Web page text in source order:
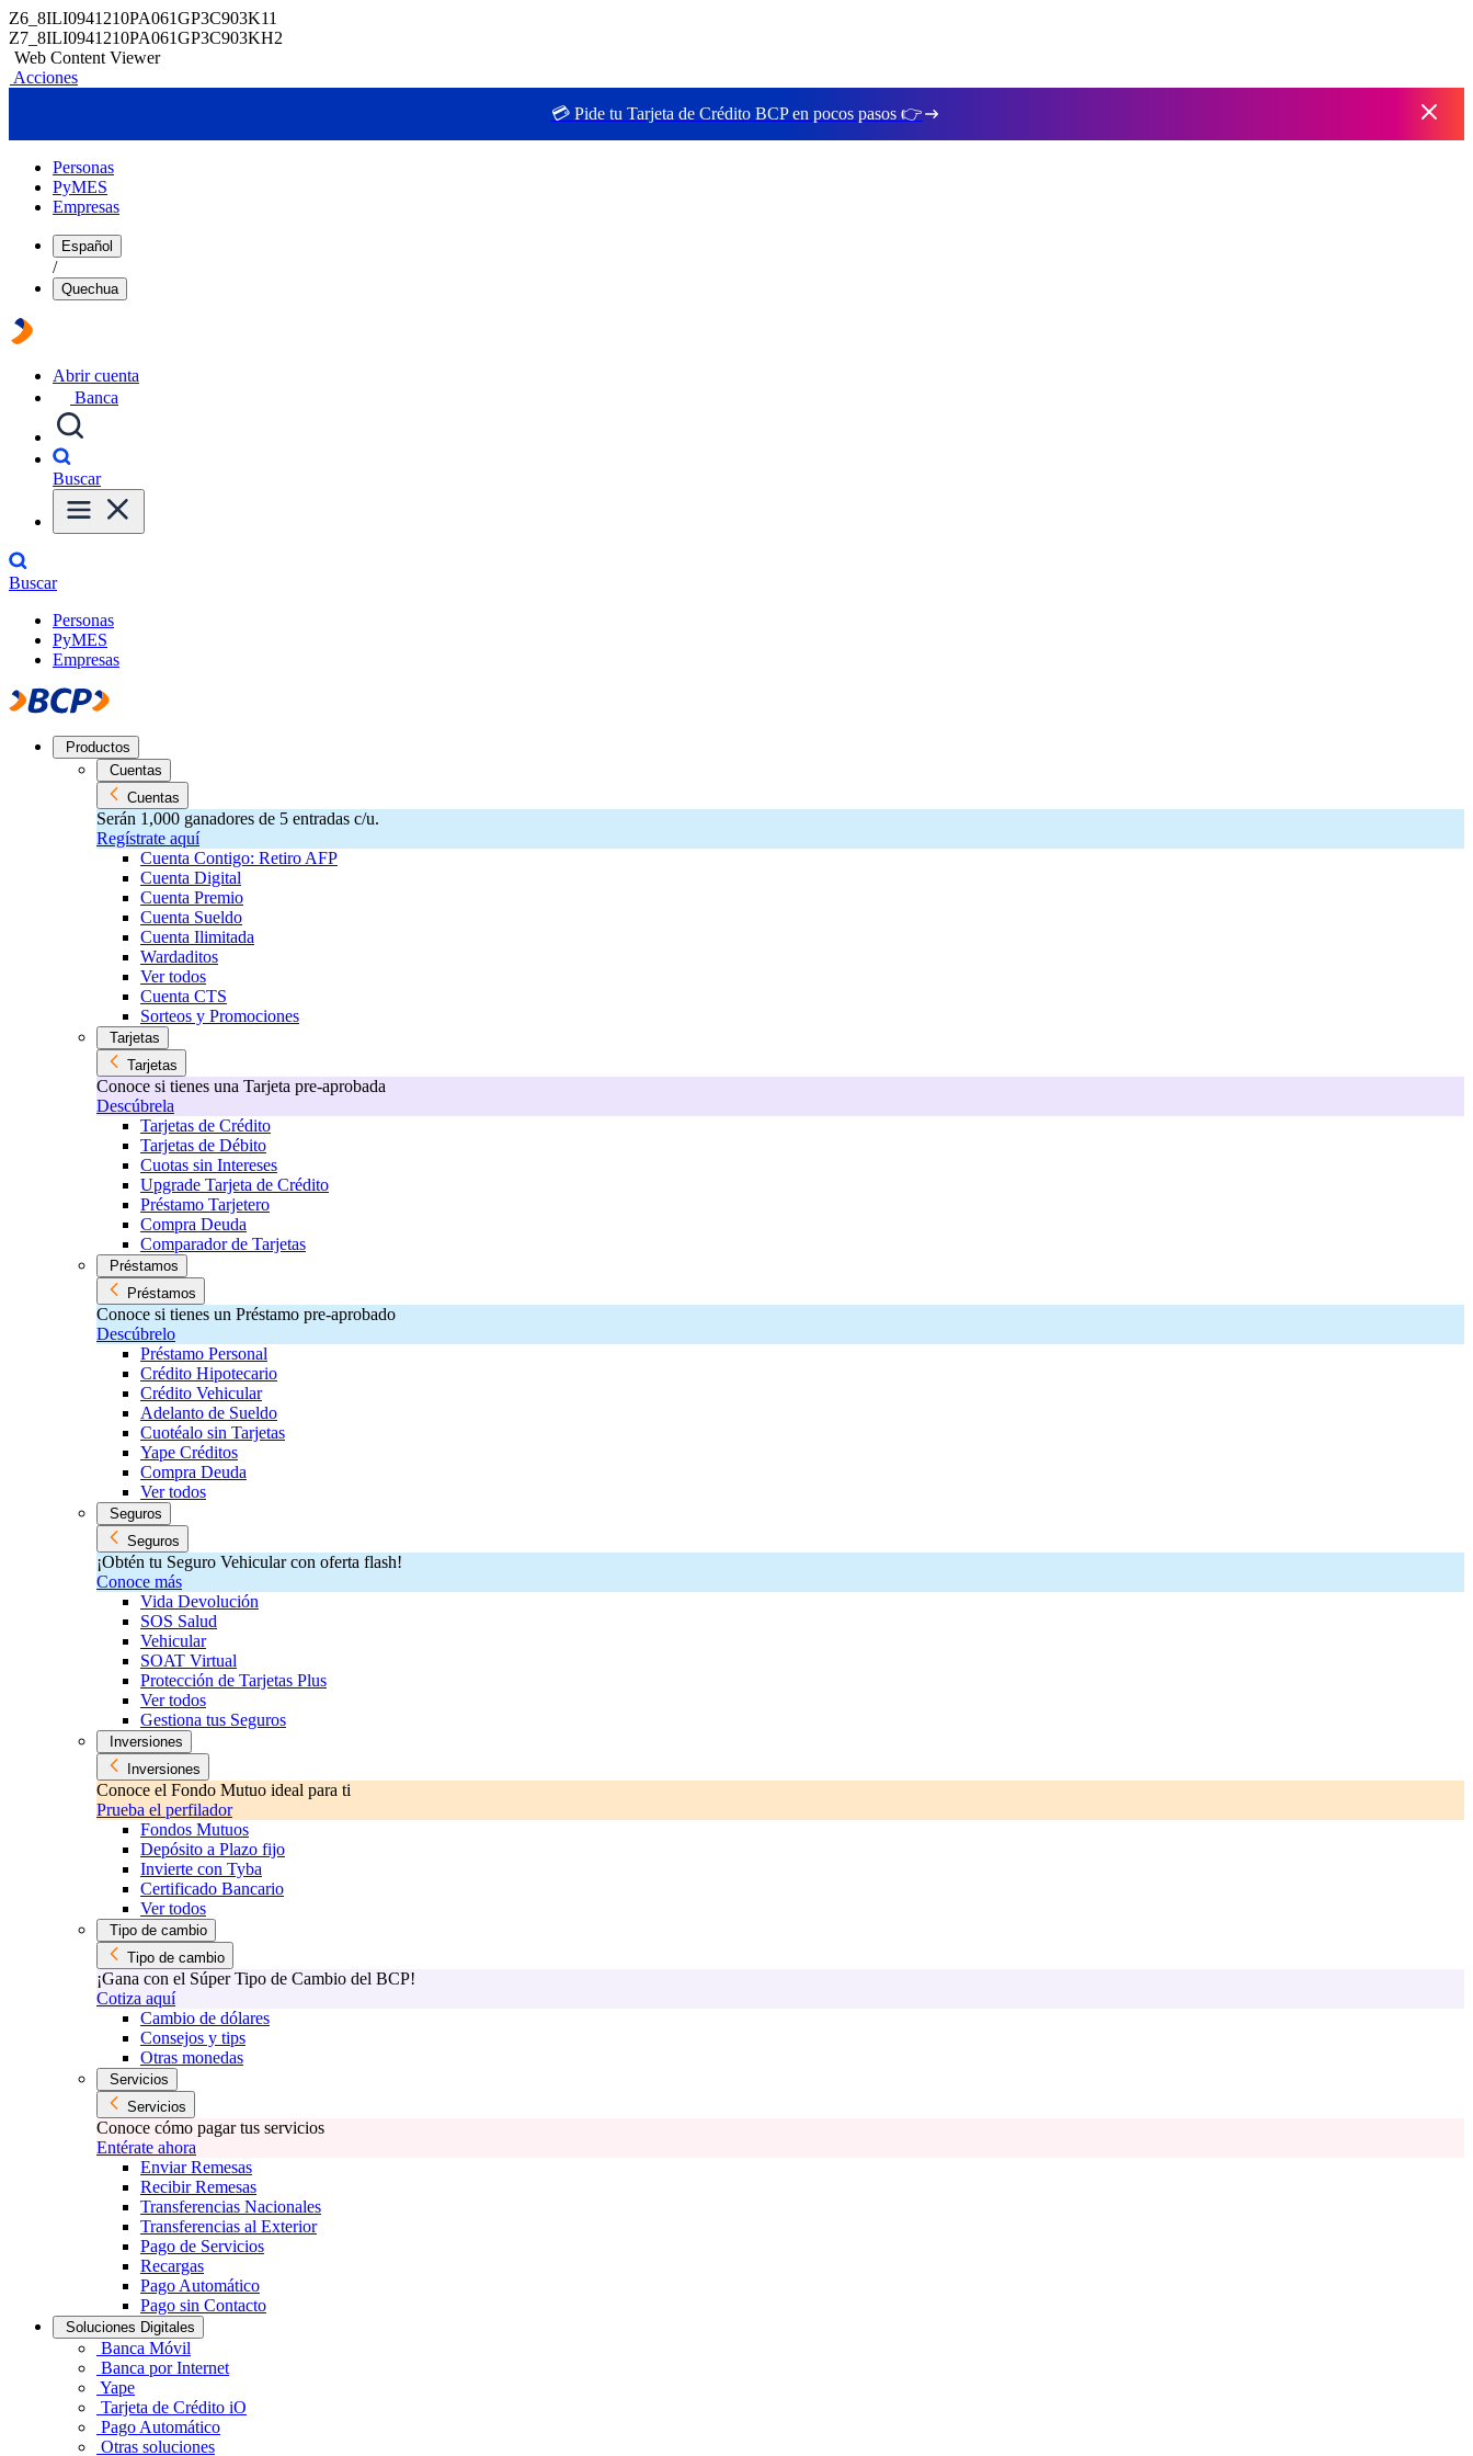
Z6_8ILI0941210PA061GP3C903K11
Z7_8ILI0941210PA061GP3C903KH2
Web Content Viewer
Acciones
💳 Pide tu Tarjeta de Crédito BCP en pocos pasos 👉
Personas
PyMES
Empresas
Español
/
Quechua
Abrir cuenta
Banca
Buscar
Buscar
Personas
PyMES
Empresas
Productos
Cuentas
Cuentas
Serán 1,000 ganadores de 5 entradas c/u.
Regístrate aquí
Cuenta Contigo: Retiro AFP
Cuenta Digital
Cuenta Premio
Cuenta Sueldo
Cuenta Ilimitada
Wardaditos
Ver todos
Cuenta CTS
Sorteos y Promociones
Tarjetas
Tarjetas
Conoce si tienes una Tarjeta pre-aprobada
Descúbrela
Tarjetas de Crédito
Tarjetas de Débito
Cuotas sin Intereses
Upgrade Tarjeta de Crédito
Préstamo Tarjetero
Compra Deuda
Comparador de Tarjetas
Préstamos
Préstamos
Conoce si tienes un Préstamo pre-aprobado
Descúbrelo
Préstamo Personal
Crédito Hipotecario
Crédito Vehicular
Adelanto de Sueldo
Cuotéalo sin Tarjetas
Yape Créditos
Compra Deuda
Ver todos
Seguros
Seguros
¡Obtén tu Seguro Vehicular con oferta flash!
Conoce más
Vida Devolución
SOS Salud
Vehicular
SOAT Virtual
Protección de Tarjetas Plus
Ver todos
Gestiona tus Seguros
Inversiones
Inversiones
Conoce el Fondo Mutuo ideal para ti
Prueba el perfilador
Fondos Mutuos
Depósito a Plazo fijo
Invierte con Tyba
Certificado Bancario
Ver todos
Tipo de cambio
Tipo de cambio
¡Gana con el Súper Tipo de Cambio del BCP!
Cotiza aquí
Cambio de dólares
Consejos y tips
Otras monedas
Servicios
Servicios
Conoce cómo pagar tus servicios
Entérate ahora
Enviar Remesas
Recibir Remesas
Transferencias Nacionales
Transferencias al Exterior
Pago de Servicios
Recargas
Pago Automático
Pago sin Contacto
Soluciones Digitales
Banca Móvil
Banca por Internet
Yape
Tarjeta de Crédito iO
Pago Automático
Otras soluciones